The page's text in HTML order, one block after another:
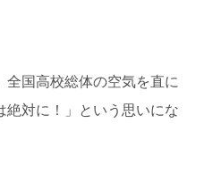
国高校総体の空気を直に
対に！」という思いにな